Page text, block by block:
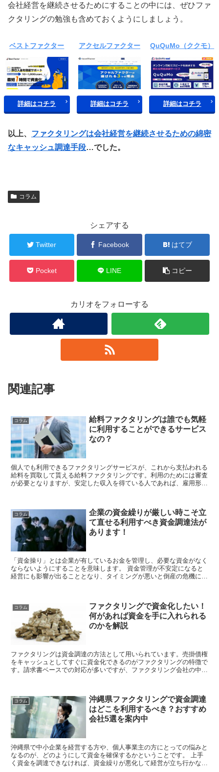
会社経営を継続させるためにすることの中には、ぜひファ
クタリングの勉強も含めておくようにしましょう。
ベストファクター
詳細はコチラ
アクセルファクター
詳細はコチラ
QuQuMo（ククモ）
詳細はコチラ
以上、 ファクタリングは会社経営を継続させるための綿密
なキャッシュ調達手段…でした。
コラム
シェアする
Twitter Facebook はてブ
Pocket LINE コピー
カリオをフォローする
関連記事
コラム
給料ファクタリングは誰でも気軽
に利用することができるサービス
なの？
個人でも利用できるファクタリングサービスが、これから支払われる
給料を買取して貰える給料ファクタリングです。利用のためには審査
が必要となりますが、安定した収入を得ている人であれば、雇用形態
コラム
企業の資金繰りが厳しい時こそ立
て直せる利用すべき資金調達法が
あります！
「資金操り」とは企業が有しているお金を管理し、必要な資金がなく
ならないようにすることを意味します。 資金管理が不安定になると
経営にも影響が出ることとなり、タイミングが悪いと倒産の危機に直
コラム
ファクタリングで資金化したい！
何があれば資金を手に入れられる
のかを解説
ファクタリングは資金調達の方法として用いられています。売掛債権
をキャッシュとしてすぐに資金化できるのがファクタリングの特徴で
す。請求書ベースでの対応が多いですが、ファクタリング会社の中に
コラム
沖縄県ファクタリングで資金調達
はどこを利用するべき？おすすめ
会社5選を案内中
沖縄県で中小企業を経営する方や、個人事業主の方にとっての悩みと
なるのが、どのようにして資金を確保するかということです。 上手
く資金を調達できなければ、資金繰りが悪化して経営が立ち行かなく